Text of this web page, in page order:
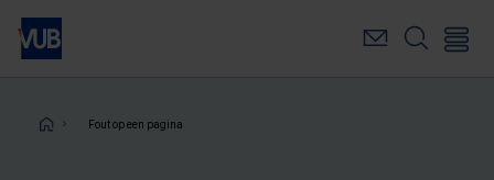
Overslaan
naar
inhoudKruimelpad
Fout op een pagina